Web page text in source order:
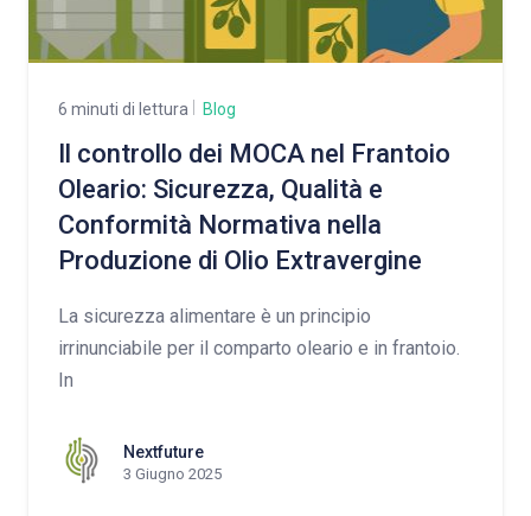
6 minuti di lettura Blog
Il controllo dei MOCA nel Frantoio
Oleario: Sicurezza, Qualità e
Conformità Normativa nella
Produzione di Olio Extravergine
La sicurezza alimentare è un principio
irrinunciabile per il comparto oleario e in frantoio.
In
Nextfuture
3 Giugno 2025